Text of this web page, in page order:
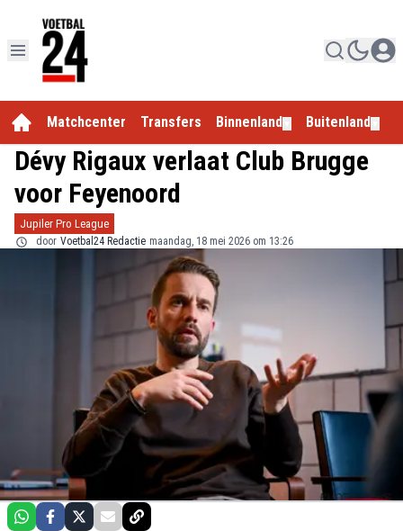
Matchcenter Transfers Binnenland Buitenland
Dévy Rigaux verlaat Club Brugge
voor Feyenoord
Jupiler Pro League
door Voetbal24 Redactie maandag, 18 mei 2026 om 13:26